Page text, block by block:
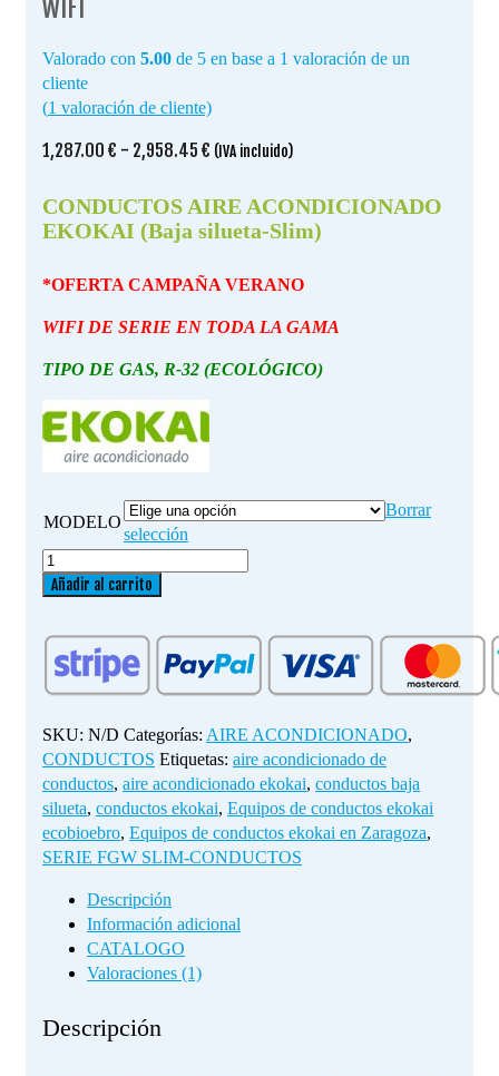
WIFI
Valorado con 5.00 de 5 en base a 1 valoración de un
cliente
(1 valoración de cliente)
1,287.00 € - 2,958.45 € Rango
precios:
desde
2,958.45 €
(IVA incluido)
CONDUCTOS AIRE ACONDICIONADO
EKOKAI (Baja silueta-Slim)
*OFERTA CAMPAÑA VERANO
WIFI DE SERIE EN TODA LA GAMA
TIPO DE GAS, R-32 (ECOLÓGICO)
MODELO
Borrar
selección
CONDUCTOS
AIRE
EKOKAI
WIFI
cantidad
Añadir al carrito
SKU: N/D Categorías: AIRE ACONDICIONADO,
CONDUCTOS Etiquetas: aire acondicionado de
conductos, aire acondicionado ekokai, conductos baja
silueta, conductos ekokai, Equipos de conductos ekokai
ecobioebro, Equipos de conductos ekokai en Zaragoza,
SERIE FGW SLIM-CONDUCTOS
Descripción
Información adicional
CATALOGO
Valoraciones (1)
Descripción